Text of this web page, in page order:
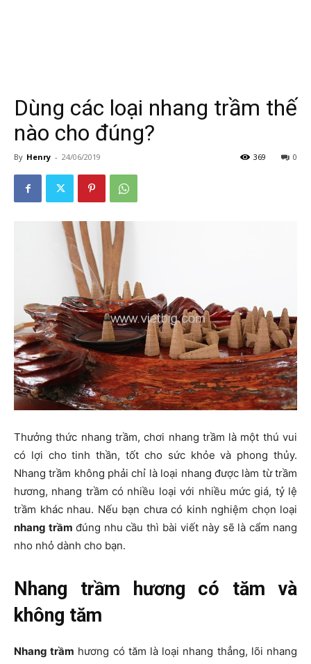
Dùng các loại nhang trầm thế
nào cho đúng?
By Henry - 24/06/2019 0
369
Thưởng thức nhang trầm, chơi nhang trầm là một thú vui
có lợi cho tinh thần, tốt cho sức khỏe và phong thủy.
Nhang trầm không phải chỉ là loại nhang được làm từ trầm
hương, nhang trầm có nhiều loại với nhiều mức giá, tỷ lệ
trầm khác nhau. Nếu bạn chưa có kinh nghiệm chọn loại
nhang trầm đúng nhu cầu thì bài viết này sẽ là cẩm nang
nho nhỏ dành cho bạn.
Nhang trầm hương có tăm và
không tăm
Nhang trầm hương có tăm là loại nhang thẳng, lõi nhang